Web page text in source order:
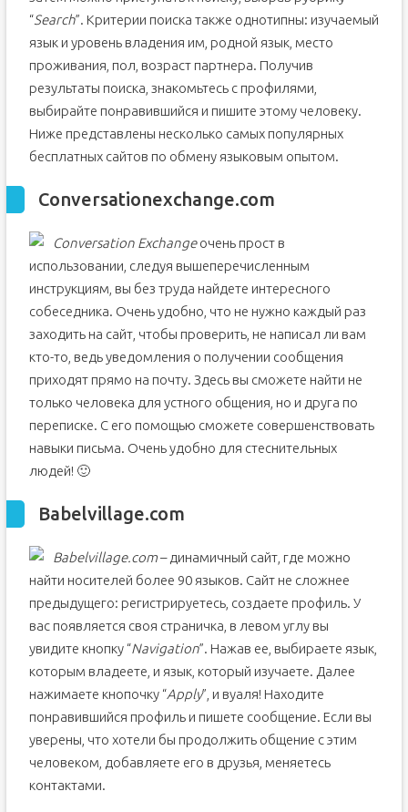
“Search”. Критерии поиска также однотипны: изучаемый
язык и уровень владения им, родной язык, место
проживания, пол, возраст партнера. Получив
результаты поиска, знакомьтесь с профилями,
выбирайте понравившийся и пишите этому человеку.
Ниже представлены несколько самых популярных
бесплатных сайтов по обмену языковым опытом.
Conversationexchange.com
Conversation Exchangeочень прост в
использовании, следуя вышеперечисленным
инструкциям, вы без труда найдете интересного
собеседника. Очень удобно, что не нужно каждый раз
заходить на сайт, чтобы проверить, не написал ли вам
кто-то, ведь уведомления о получении сообщения
приходят прямо на почту. Здесь вы сможете найти не
только человека для устного общения, но и друга по
переписке. С его помощью сможете совершенствовать
навыки письма. Очень удобно для стеснительных
людей! 🙂
Babelvillage.com
Babelvillage.com– динамичный сайт, где можно
найти носителей более 90 языков. Сайт не сложнее
предыдущего: регистрируетесь, создаете профиль. У
вас появляется своя страничка, в левом углу вы
увидите кнопку “Navigation”. Нажав ее, выбираете язык,
которым владеете, и язык, который изучаете. Далее
нажимаете кнопочку “Apply”, и вуаля! Находите
понравившийся профиль и пишете сообщение. Если вы
уверены, что хотели бы продолжить общение с этим
человеком, добавляете его в друзья, меняетесь
контактами.